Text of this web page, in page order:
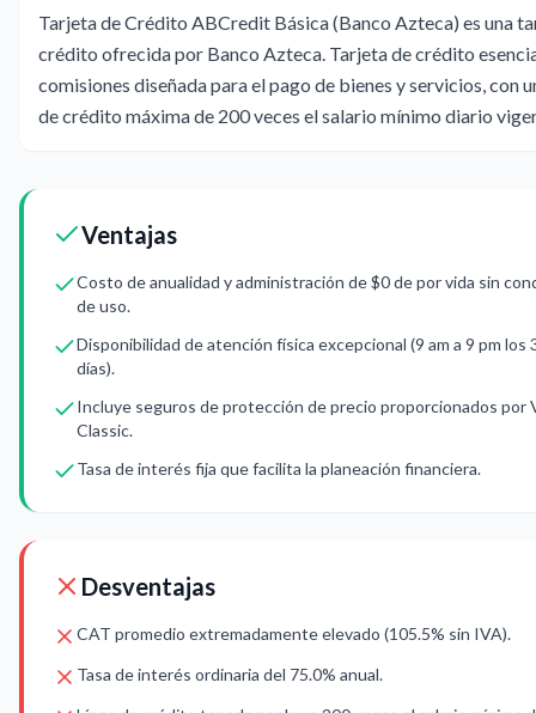
Tarjeta de Crédito ABCredit Básica (Banco Azteca) es una
crédito ofrecida por Banco Azteca. Tarjeta de crédito
comisiones diseñada para el pago de bienes y servicios, con
de crédito máxima de 200 veces el salario mínimo diario
Ventajas
Costo de anualidad y administración de $0 de por vida sin
de uso.
Disponibilidad de atención física excepcional (9 am a 9 pm los
días).
Incluye seguros de protección de precio proporcionados por
Classic.
Tasa de interés fija que facilita la planeación financiera.
Desventajas
CAT promedio extremadamente elevado (105.5% sin IVA).
Tasa de interés ordinaria del 75.0% anual.